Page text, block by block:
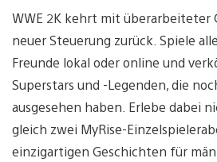
WWE 2K kehrt mit überarbeiteter
neuer Steuerung zurück. Spiele
Freunde lokal oder online und
Superstars und -Legenden, die
ausgesehen haben. Erlebe dabei
gleich zwei MyRise-
einzigartigen Geschichten für